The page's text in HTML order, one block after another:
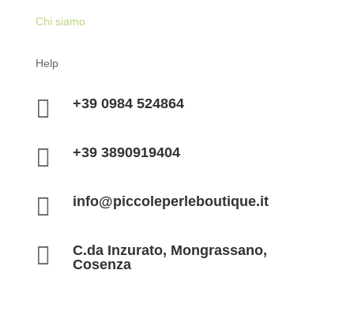
Chi siamo
Help
 +39 0984 524864
 +39 3890919404
 info@piccoleperleboutique.it

C.da Inzurato, Mongrassano,
Cosenza